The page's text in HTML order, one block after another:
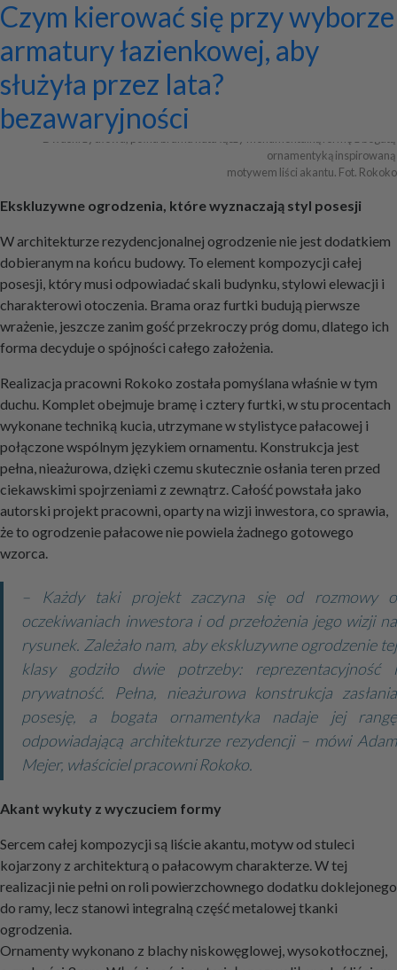
+ Dodaj firmę + Dodaj artykuł
Ekskluzywne ogrodzenia z
pałacowym rozmachem
Dwuskrzydłowa, pełna brama kuta łączy monumentalną formę z bogatą
ornamentyką inspirowaną
motywem liści akantu. Fot. Rokoko
Ekskluzywne ogrodzenia, które wyznaczają styl posesji
W architekturze rezydencjonalnej ogrodzenie nie jest dodatkiem
dobieranym na końcu budowy. To element kompozycji całej
posesji, który musi odpowiadać skali budynku, stylowi elewacji i
charakterowi otoczenia. Brama oraz furtki budują pierwsze
wrażenie, jeszcze zanim gość przekroczy próg domu, dlatego ich
forma decyduje o spójności całego założenia.
Realizacja pracowni Rokoko została pomyślana właśnie w tym
duchu. Komplet obejmuje bramę i cztery furtki, w stu procentach
wykonane techniką kucia, utrzymane w stylistyce pałacowej i
połączone wspólnym językiem ornamentu. Konstrukcja jest
pełna, nieażurowa, dzięki czemu skutecznie osłania teren przed
ciekawskimi spojrzeniami z zewnątrz. Całość powstała jako
autorski projekt pracowni, oparty na wizji inwestora, co sprawia,
że to ogrodzenie pałacowe nie powiela żadnego gotowego
wzorca.
– Każdy taki projekt zaczyna się od rozmowy o
oczekiwaniach inwestora i od przełożenia jego wizji na
rysunek. Zależało nam, aby ekskluzywne ogrodzenie tej
klasy godziło dwie potrzeby: reprezentacyjność i
prywatność. Pełna, nieażurowa konstrukcja zasłania
posesję, a bogata ornamentyka nadaje jej rangę
odpowiadającą architekturze rezydencji – mówi Adam
Mejer, właściciel pracowni Rokoko.
Akant wykuty z wyczuciem formy
Sercem całej kompozycji są liście akantu, motyw od stuleci
kojarzony z architekturą o pałacowym charakterze. W tej
realizacji nie pełni on roli powierzchownego dodatku doklejonego
do ramy, lecz stanowi integralną część metalowej tkanki
ogrodzenia.
Ornamenty wykonano z blachy niskowęglowej, wysokotłocznej,
Program do projektowania
wentylacji mechanicznej
Jak zaprojektować ścianę
telewizyjną, która pasuje do
całej aranżacji?
Systemy zamocowań dachów
płaskich i skośnych oraz lekkiej
obudowy firmy ETANCO
Dom z prefabrykatów opinie –
co naprawdę warto ocenić przed
budową?
Nowoczesne bramy przesuwne:
wyznaczniki trwałości,
bezpieczeństwa i
bezawaryjności
Jak dobrać maskownicę
karnisza? Praktyczny poradnik
Licznik Geigera w kontroli
materiałów budowlanych i
złomu
Jak ograniczyć ryzyko
przestojów przy pracy maszyn
geotechnicznych?
Czym kierować się przy wyborze
armatury łazienkowej, aby
służyła przez lata?